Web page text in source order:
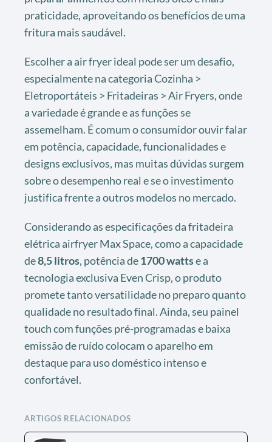
praticidade, aproveitando os benefícios de uma
fritura mais saudável.
Escolher a air fryer ideal pode ser um desafio,
especialmente na categoria Cozinha >
Eletroportáteis > Fritadeiras > Air Fryers, onde
a variedade é grande e as funções se
assemelham. É comum o consumidor ouvir falar
em potência, capacidade, funcionalidades e
designs exclusivos, mas muitas dúvidas surgem
sobre o desempenho real e se o investimento
justifica frente a outros modelos no mercado.
Considerando as especificações da fritadeira
elétrica airfryer Max Space, como a capacidade
de8,5 litros, potência de1700 wattse a
tecnologia exclusiva Even Crisp, o produto
promete tanto versatilidade no preparo quanto
qualidade no resultado final. Ainda, seu painel
touch com funções pré-programadas e baixa
emissão de ruído colocam o aparelho em
destaque para uso doméstico intenso e
confortável.
ARTIGOS RELACIONADOS